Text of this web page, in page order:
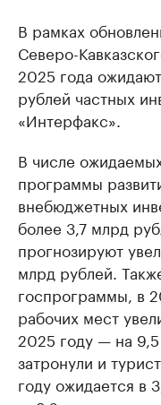
В рамках
Северо-
2025 года
рублей частных
«Интерфакс».
В числе
программы
внебюджетных
более 3,7 млрд
прогнозируют
млрд рублей.
госпрограммы, в
рабочих мест
2025 году — на
затронули и
году ожидается в